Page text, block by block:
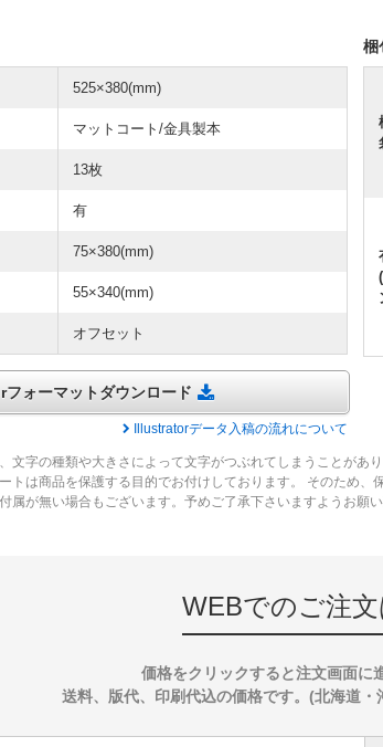
525×380(mm)
マットコート/金具製本
13枚
有
75×380(mm)
55×340(mm)
オフセット
ォーマットダウンロード
Illustratorデータ入稿の流れについて
梱
字の種類や大きさによって文字がつぶれてしまうことがあ
は商品を保護する目的でお付けしております。 そのため、
属が無い場合もございます。予めご了承下さいますようお願い
WEBでのご注
価格をクリックすると注文画面に
送料、版代、印刷代込の価格です。(北海道